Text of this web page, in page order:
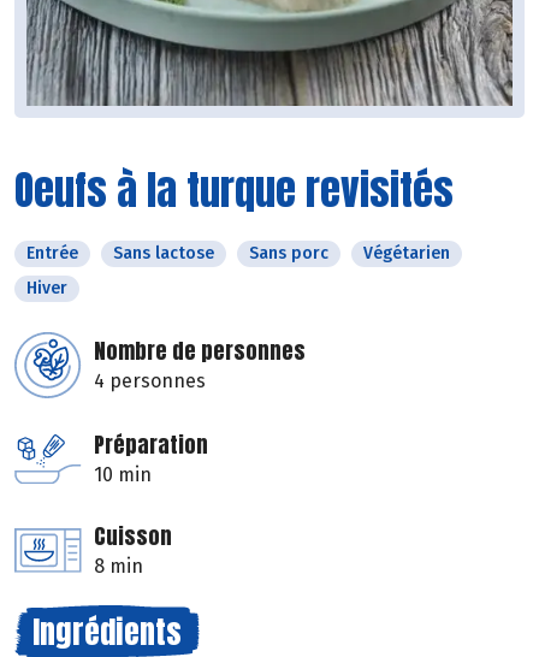
Oeufs à la turque revisités
Entrée Sans lactose Sans porc
Végétarien
Hiver
Nombre de personnes
4 personnes
Préparation
10 min
Cuisson
8 min
Ingrédients